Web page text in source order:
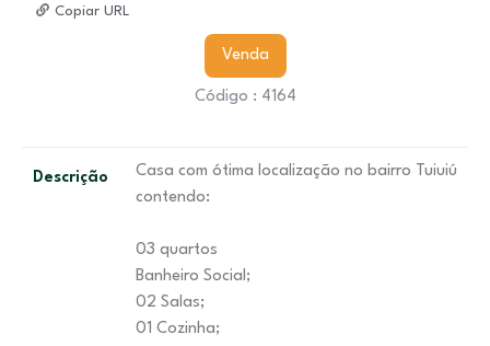
Copiar URL
Venda
Código : 4164
Descrição
Casa com ótima localização no bairro Tuiuiú
contendo:
03 quartos
Banheiro Social;
02 Salas;
01 Cozinha;